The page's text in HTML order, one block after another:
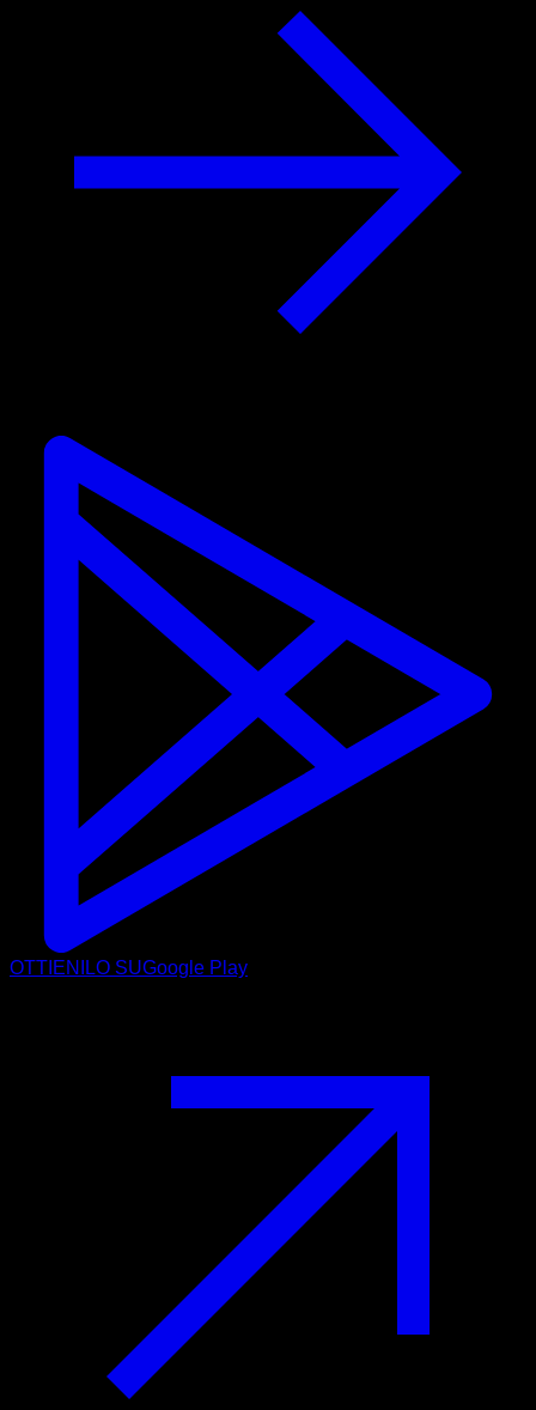
OTTIENILO SUGoogle Play